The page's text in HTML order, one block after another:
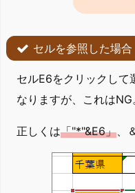
セルを参照した場合
セルE6をクリックして
なりますが、これはNG
正しくは「"*"&E6」